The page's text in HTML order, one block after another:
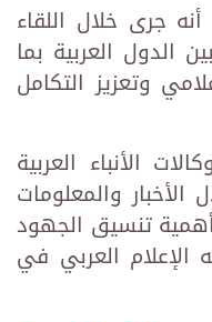
أنه جرى خلال اللقاء
الدول العربية بما
وتعزيز التكامل
الأنباء العربية
والمعلومات
تنسيق الجهود
الإعلام العربي في